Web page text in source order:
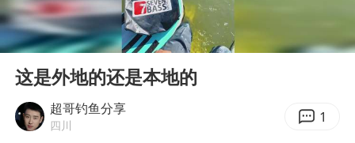
酒店回应车内过夜被收150元
几元成本 千万市值蒸发
牛津大学一纸声明甩不了锅
Play
00:00
这是外地的还是本地的
超哥钓鱼分享
四川 1